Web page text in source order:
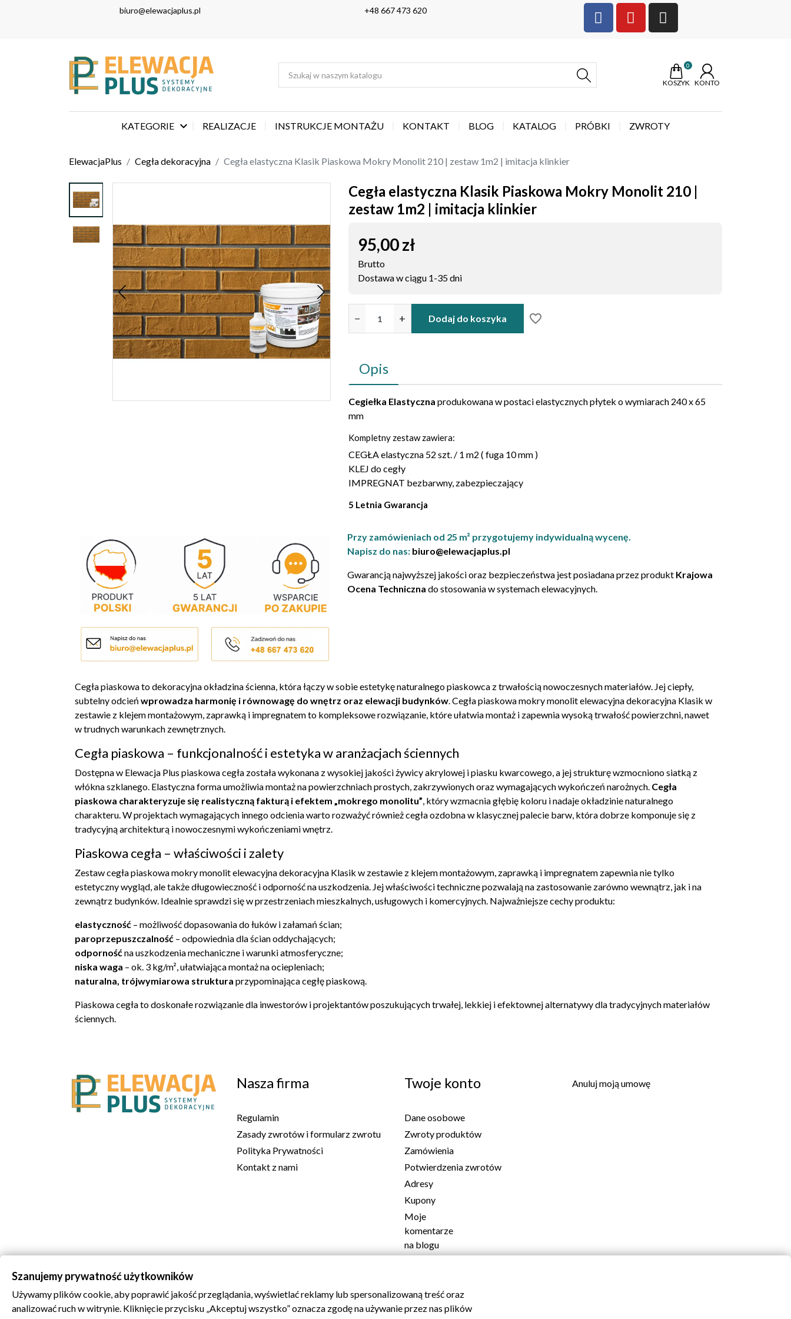
biuro@elewacjaplus.pl +48 667 473 620
KOSZYK
0
KONTO
KATEGORIE  REALIZACJE INSTRUKCJE MONTAŻU KONTAKT BLOG KATALOG PRÓBKI ZWROTY
ElewacjaPlus Cegła dekoracyjna Cegła elastyczna Klasik Piaskowa Mokry Monolit 210 | zestaw 1m2 | imitacja klinkier
Cegła elastyczna Klasik Piaskowa Mokry Monolit 210 |
zestaw 1m2 | imitacja klinkier
95,00 zł
Brutto
Dostawa w ciągu 1-35 dni
− + Dodaj do koszyka favorite_border
Opis
Cegiełka Elastyczna produkowana w postaci elastycznych płytek o wymiarach 240 x 65
mm
Kompletny zestaw zawiera:
CEGŁA elastyczna 52 szt. / 1 m2 ( fuga 10 mm )
KLEJ do cegły
IMPREGNAT bezbarwny, zabezpieczający
5 Letnia Gwarancja
Przy zamówieniach od 25 m² przygotujemy indywidualną wycenę.
Napisz do nas: biuro@elewacjaplus.pl
Gwarancją najwyższej jakości oraz bezpieczeństwa jest posiadana przez produkt Krajowa
Ocena Techniczna do stosowania w systemach elewacyjnych.
Cegła piaskowa to dekoracyjna okładzina ścienna, która łączy w sobie estetykę naturalnego piaskowca z trwałością nowoczesnych materiałów. Jej ciepły,
subtelny odcień wprowadza harmonię i równowagę do wnętrz oraz elewacji budynków. Cegła piaskowa mokry monolit elewacyjna dekoracyjna Klasik w
zestawie z klejem montażowym, zaprawką i impregnatem to kompleksowe rozwiązanie, które ułatwia montaż i zapewnia wysoką trwałość powierzchni, nawet
w trudnych warunkach zewnętrznych.
Cegła piaskowa – funkcjonalność i estetyka w aranżacjach ściennych
Dostępna w Elewacja Plus piaskowa cegła została wykonana z wysokiej jakości żywicy akrylowej i piasku kwarcowego, a jej strukturę wzmocniono siatką z
włókna szklanego. Elastyczna forma umożliwia montaż na powierzchniach prostych, zakrzywionych oraz wymagających wykończeń narożnych. Cegła
piaskowa charakteryzuje się realistyczną fakturą i efektem „mokrego monolitu”, który wzmacnia głębię koloru i nadaje okładzinie naturalnego
charakteru. W projektach wymagających innego odcienia warto rozważyć równieżcegła ozdobnaw klasycznej palecie barw, która dobrze komponuje się z
tradycyjną architekturą i nowoczesnymi wykończeniami wnętrz.
Piaskowa cegła – właściwości i zalety
Zestaw cegła piaskowa mokry monolit elewacyjna dekoracyjna Klasik w zestawie z klejem montażowym, zaprawką i impregnatem zapewnia nie tylko
estetyczny wygląd, ale także długowieczność i odporność na uszkodzenia. Jej właściwości techniczne pozwalają na zastosowanie zarówno wewnątrz, jak i na
zewnątrz budynków. Idealnie sprawdzi się w przestrzeniach mieszkalnych, usługowych i komercyjnych. Najważniejsze cechy produktu:
elastyczność – możliwość dopasowania do łuków i załamań ścian;
paroprzepuszczalność – odpowiednia dla ścian oddychających;
odpornośćna uszkodzenia mechaniczne i warunki atmosferyczne;
niska waga – ok. 3 kg/m², ułatwiająca montaż na ociepleniach;
naturalna, trójwymiarowa struktura przypominająca cegłę piaskową.
Piaskowa cegła to doskonałe rozwiązanie dla inwestorów i projektantów poszukujących trwałej, lekkiej i efektownej alternatywy dla tradycyjnych materiałów
ściennych.
Nasza firma
Regulamin
Zasady zwrotów i formularz zwrotu
Polityka Prywatności
Kontakt z nami
Twoje konto
Dane osobowe
Zwroty produktów
Zamówienia
Potwierdzenia zwrotów
Adresy
Kupony
Moje
komentarze
na blogu
blogu
Returns & Cancellations
Anuluj moją umowę
Szanujemy prywatność użytkowników
Używamy plików cookie, aby poprawić jakość przeglądania, wyświetlać reklamy lub spersonalizowaną treść oraz
analizować ruch w witrynie. Kliknięcie przycisku „Akceptuj wszystko” oznacza zgodę na używanie przez nas plików